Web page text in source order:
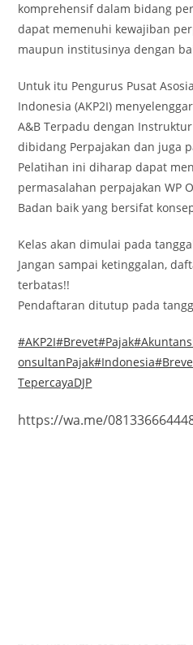
komprehensif dalam bidang
dapat memenuhi kewajiban
maupun institusinya dengan
Untuk itu Pengurus Pusat
Indonesia (AKP2I)
A&B Terpadu dengan
dibidang Perpajakan dan juga
Pelatihan ini diharap dapat
permasalahan perpajakan WP
Badan baik yang bersifat
Kelas akan dimulai pada
Jangan sampai ketinggalan,
terbatas!!
Pendaftaran ditutup pada
#AKP2I#Brevet#Pajak
onsultanPajak#Indonesia
TepercayaDJP
https://wa.me/